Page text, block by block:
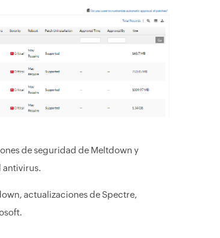
de seguridad de Meltdown y
antivirus.
actualizaciones de Spectre,